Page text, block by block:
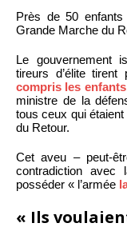
Près de 50
Grande Marche du
Le gouvernement
tireurs d’élite
compris les enfants
ministre de la
tous ceux qui
du Retour.
Cet aveu – peut-
contradiction avec
posséder « l’armée
« Ils